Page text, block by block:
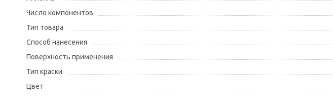
Число компонентов
Тип товара
Способ нанесения
Поверхность применения
Тип краски
Цвет